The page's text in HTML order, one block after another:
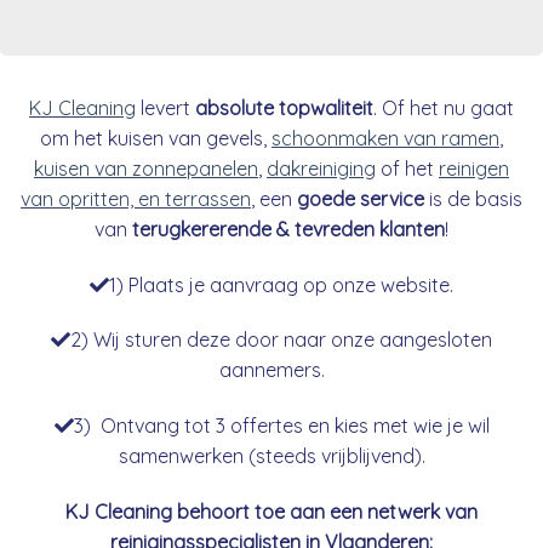
KJ Cleaning levert absolute topwaliteit. Of het nu gaat
om het kuisen van gevels, schoonmaken van ramen
kuisen van zonnepanelen dakreiniging of het reinigen
van opritten, en terrassen , een goede serviceis de basis
van terugkererende & tevreden klanten!
1) Plaats je aanvraag op onze website.
2) Wij sturen deze door naar onze aangesloten
aannemers.
3) Ontvang tot 3 offertes en kies met wie je wil
samenwerken (steeds vrijblijvend).
KJ Cleaning behoort toe aan een netwerk van
reinigingsspecialisten in Vlaanderen: